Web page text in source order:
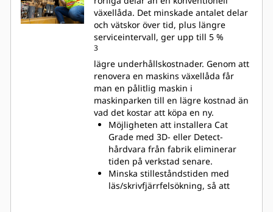
växellåda. Det minskade antalet delar
och vätskor över tid, plus längre
serviceintervall, ger upp till 5 %
3
lägre underhållskostnader. Genom att
renovera en maskins växellåda får
man en pålitlig maskin i
maskinparken till en lägre kostnad än
vad det kostar att köpa en ny.
Möjligheten att installera Cat
Grade med 3D- eller Detect-
hårdvara från fabrik eliminerar
tiden på verkstad senare.
Minska stilleståndstiden med
läs/skrivfjärrfelsökning, så att